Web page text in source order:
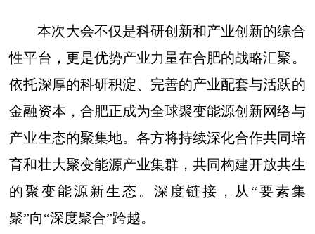
本次大会不仅是科研创新和产业创新的综合
性平台，更是优势产业力量在合肥的战略汇聚。
依托深厚的科研积淀、完善的产业配套与活跃的
金融资本，合肥正成为全球聚变能源创新网络与
产业生态的聚集地。各方将持续深化合作共同培
育和壮大聚变能源产业集群，共同构建开放共生
的聚变能源新生态。深度链接，从“要素集
聚”向“深度聚合”跨越。